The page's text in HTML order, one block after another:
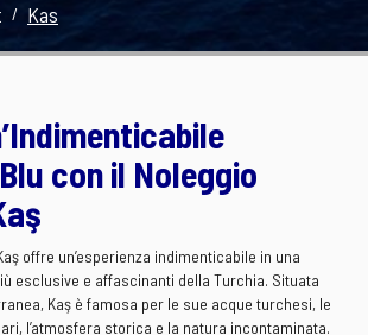
Kas
con il Noleggio
offre un’esperienza indimenticabile in una
esclusive e affascinanti della Turchia. Situata
Kaş è famosa per le sue acque turchesi, le
l’atmosfera storica e la natura incontaminata.